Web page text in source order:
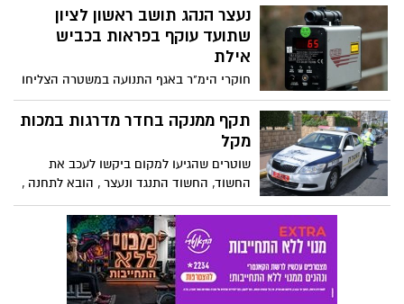
עובד מועדון בראשון לציון. הנדקר, אליאס
אבו מנה, נדהם מהעונש הקל: "הוא היה צריך
לקבל עונש כבד".
נעצר הנהג תושב ראשון לציון
שתועד עוקף בפראות בכביש
אילת
חוקרי הימ"ר באגף התנועה במשטרה הצליחו
להתחקות אחר עקבותיו של יעקב בן-משה,
תושב ראשון לציון, שתועד עוקף באופן מסוכן
ביותר במהלך נסיעה מאילת צפונה. הוא נעצר
בית ורישיונו נשלל במקום. לבן-משה לא פחות
תקף ממנקה בחדר מדרגות במכות
מקל
שוטרים שהגיעו למקום ביקשו לעכב את
החשוד, החשוד התנגד ונעצר , הובא לתחנה ,
גם בתחנה התעמת עם שוטרים, לבסוף נחקר